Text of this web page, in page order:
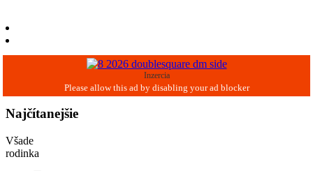
Inzercia
Najčítanejšie
Všade
rodinka